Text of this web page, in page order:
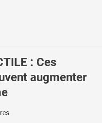
: Ces
augmenter